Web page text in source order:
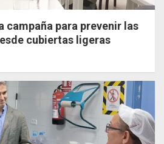
campaña para prevenir las
cubiertas ligeras